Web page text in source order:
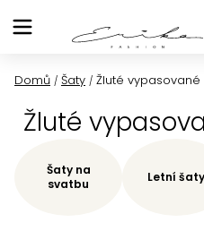
na
Domů / Šaty / Žluté vypasované
Žluté
Šaty na
svatbu
Letní šaty